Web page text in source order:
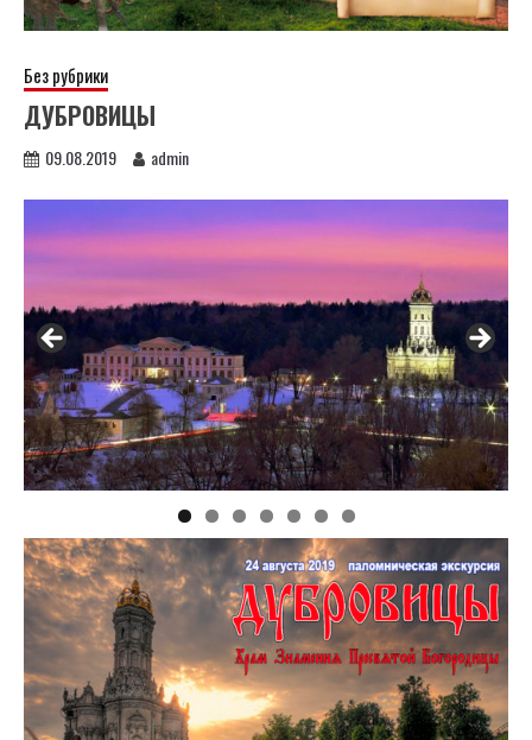
Без рубрики
ДУБРОВИЦЫ
09.08.2019 admin